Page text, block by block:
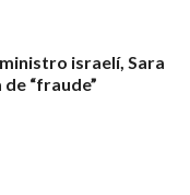
israelí, Sara
“fraude”